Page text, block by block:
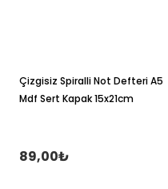
Çizgisiz Spiralli Not Defteri A5
Mdf Sert Kapak 15x21cm
89,00₺